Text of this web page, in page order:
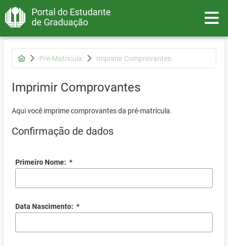
Portal do Estudante
de Graduação
Pré-Matrícula Imprimir Comprovantes
Imprimir Comprovantes
Aqui você imprime comprovantes da pré-matrícula.
Confirmação de dados
Primeiro Nome: *
Data Nascimento: *